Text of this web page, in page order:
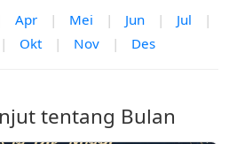
Apr | Mei | Jun | Jul
|
| Okt | Nov | Des
tentang Bulan